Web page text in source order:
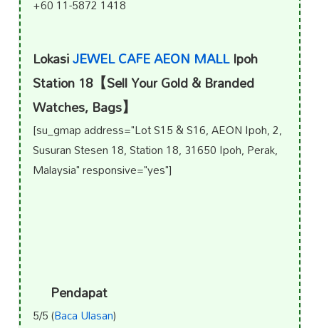
+60 11-5872 1418
LokasiJEWEL CAFE AEON MALLIpoh
Station 18【Sell Your Gold & Branded
Watches, Bags】
[su_gmap address="Lot S15 & S16, AEON Ipoh, 2,
Susuran Stesen 18, Station 18, 31650 Ipoh, Perak,
Malaysia" responsive="yes"]
Pendapat
5/5 (Baca Ulasan)